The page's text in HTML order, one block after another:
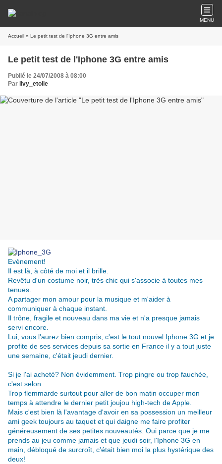
MENU
Accueil » Le petit test de l'Iphone 3G entre amis
Le petit test de l'Iphone 3G entre amis
Publié le 24/07/2008 à 08:00
Par livy_etoile
Evènement!
Il est là, à côté de moi et il brille.
Revêtu d'un costume noir, très chic qui s'associe à toutes mes
tenues.
A partager mon amour pour la musique et m'aider à
communiquer à chaque instant.
Il trône, fragile et nouveau dans ma vie et n'a presque jamais
servi encore.
Lui, vous l'aurez bien compris, c'est le tout nouvel Iphone 3G et je
profite de ses services depuis sa sortie en France il y a tout juste
une semaine, c'était jeudi dernier.
Si je l'ai acheté? Non évidemment. Trop pingre ou trop fauchée,
c'est selon.
Trop flemmarde surtout pour aller de bon matin occuper mon
temps à attendre le dernier petit joujou high-tech de Apple.
Mais c'est bien là l'avantage d'avoir en sa possession un meilleur
ami geek toujours au taquet et qui daigne me faire profiter
généreusement de ses petites nouveautés. Oui parce que je me
prends au jeu comme jamais et que jeudi soir, l'Iphone 3G en
main, débloqué de surcroît, c'était bien moi la plus hystérique des
deux!